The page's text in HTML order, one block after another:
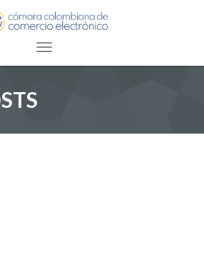
Toggle navigation